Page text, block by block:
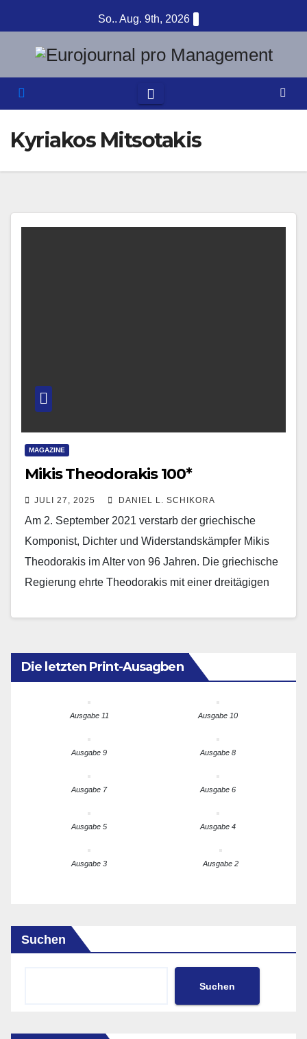
Inhalt
springen
So.. Aug. 9th, 2026
Kyriakos Mitsotakis
MAGAZINE
Mikis Theodorakis 100*
JULI 27, 2025 DANIEL L. SCHIKORA
Am 2. September 2021 verstarb der griechische
Komponist, Dichter und Widerstandskämpfer Mikis
Theodorakis im Alter von 96 Jahren. Die griechische
Regierung ehrte Theodorakis mit einer dreitägigen
Die letzten Print-Ausagben
Ausgabe 11 Ausgabe 10
Ausgabe 9 Ausgabe 8
Ausgabe 7 Ausgabe 6
Ausgabe 5 Ausgabe 4
Ausgabe 3 Ausgabe 2
Suchen
Suchen